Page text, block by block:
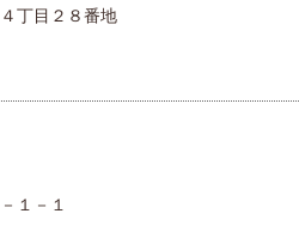
丁目２８番地
１－１